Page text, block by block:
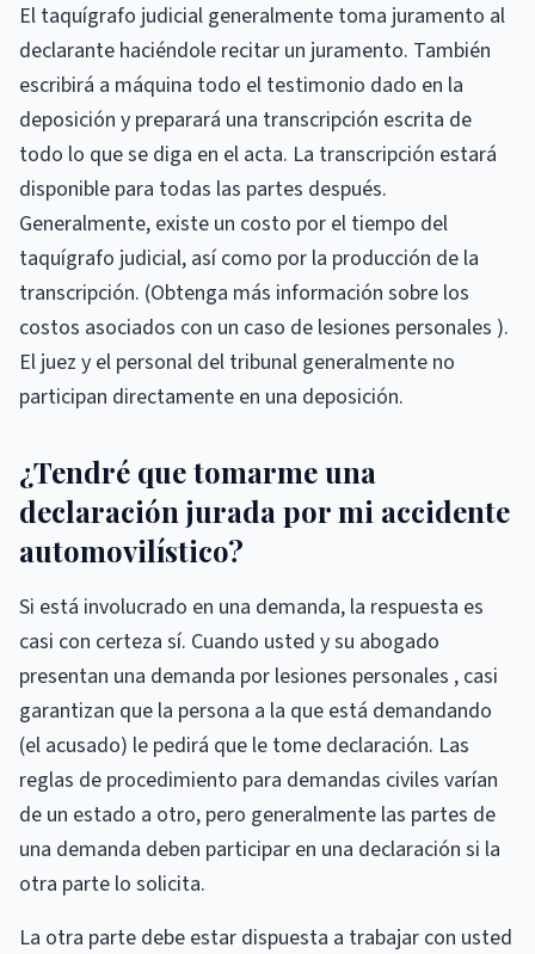
El taquígrafo judicial generalmente toma juramento al
declarante haciéndole recitar un juramento. También
escribirá a máquina todo el testimonio dado en la
deposición y preparará una transcripción escrita de
todo lo que se diga en el acta. La transcripción estará
disponible para todas las partes después.
Generalmente, existe un costo por el tiempo del
taquígrafo judicial, así como por la producción de la
transcripción. (Obtenga más información sobre los
costos asociados con un caso de lesiones personales ).
El juez y el personal del tribunal generalmente no
participan directamente en una deposición.
¿Tendré que tomarme una
declaración jurada por mi accidente
automovilístico?
Si está involucrado en una demanda, la respuesta es
casi con certeza sí. Cuando usted y su abogado
presentan una demanda por lesiones personales , casi
garantizan que la persona a la que está demandando
(el acusado) le pedirá que le tome declaración. Las
reglas de procedimiento para demandas civiles varían
de un estado a otro, pero generalmente las partes de
una demanda deben participar en una declaración si la
otra parte lo solicita.
La otra parte debe estar dispuesta a trabajar con usted